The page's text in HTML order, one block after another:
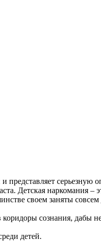
серьезную
Детская наркомания –
своем заняты
сознания, дабы
детей.